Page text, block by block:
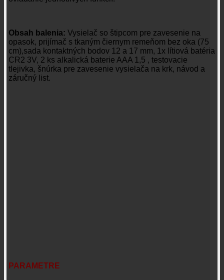
Obsah balenia:Vysielač so štipcom pre zavesenie na
opasok, prijímač s tkaným čiernym remeňom bez oka (75
cm),sada kontaktných bodov 12 a 17 mm, 1x lítiová batéria
CR2 3V, 2 ks alkalická baterie AAA 1,5 , testovacie
tlejivka, šnúrka pre zavesenie vysielača na krk, návod a
záručný list.
PARAMETRE